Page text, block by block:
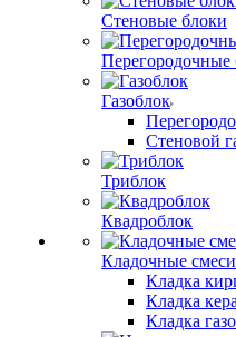
Стеновые блоки
Перегородочные
Газоблок
Стеновой
Триблок
Квадроблок
Кладочные смеси
Кладка
Кладка
Кладка